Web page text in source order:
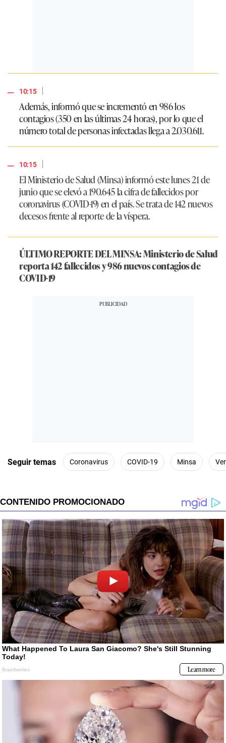
10:15
|
Además, informó que se incrementó en 986 los
contagios (350 en las últimas 24 horas), por lo que el
número total de personas infectadas llega a 2.030.611.
10:15
|
El Ministerio de Salud (Minsa) informó este lunes 21 de
junio que se elevó a 190.645 la cifra de fallecidos por
coronavirus (COVID-19) en el país. Se trata de 142 nuevos
decesos frente al reporte de la víspera.
ÚLTIMO REPORTE DEL MINSA: Ministerio de Salud
reporta 142 fallecidos y 986 nuevos contagios de
COVID-19
Seguir temas Coronavirus COVID-19 Minsa